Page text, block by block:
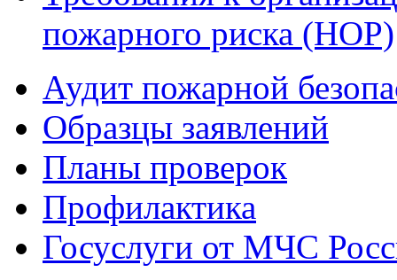
пожарного риска (НОР)
Аудит пожарной
Образцы заявлений
Планы проверок
Профилактика
Госуслуги от МЧС